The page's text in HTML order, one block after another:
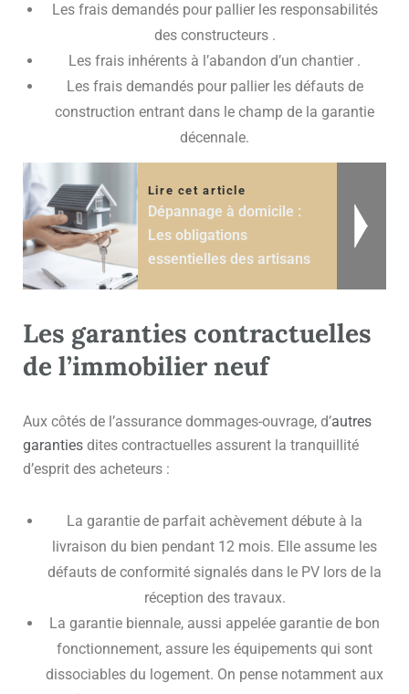
Les frais demandés pour pallier les responsabilités
des constructeurs .
Les frais inhérents à l’abandon d’un chantier .
Les frais demandés pour pallier les défauts de
construction entrant dans le champ de la garantie
décennale.
Lire cet article
Dépannage à domicile :
Les obligations
essentielles des artisans
Les garanties contractuelles
de l’immobilier neuf
Aux côtés de l’assurance dommages-ouvrage, d’autres
garanties dites contractuelles assurent la tranquillité
d’esprit des acheteurs :
La garantie de parfait achèvement débute à la
livraison du bien pendant 12 mois. Elle assume les
défauts de conformité signalés dans le PV lors de la
réception des travaux.
La garantie biennale, aussi appelée garantie de bon
fonctionnement, assure les équipements qui sont
dissociables du logement. On pense notamment aux